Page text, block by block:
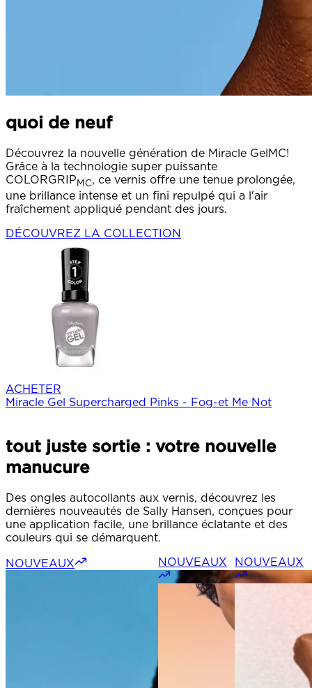
quoi de neuf
Découvrez la nouvelle génération de Miracle GelMC!
Grâce à la technologie super puissante
COLORGRIPMC, ce vernis offre une tenue prolongée,
une brillance intense et un fini repulpé qui a l'air
fraîchement appliqué pendant des jours.
DÉCOUVREZ LA COLLECTION
ACHETER
Miracle Gel Supercharged Pinks - Fog-et Me Not​
tout juste sortie : votre nouvelle
manucure
Des ongles autocollants aux vernis, découvrez les
dernières nouveautés de Sally Hansen, conçues pour
une application facile, une brillance éclatante et des
couleurs qui se démarquent.
NOUVEAUX
NOUVEAUX NOUVEAUX